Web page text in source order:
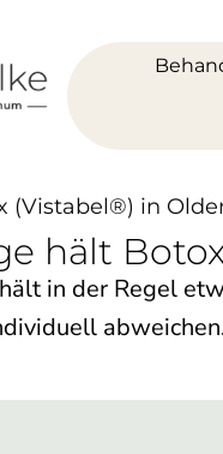
(Vistabel®) in
hält
in der Regel